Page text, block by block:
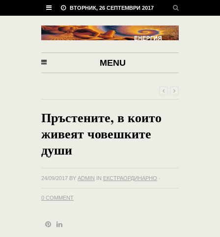
ВТОРНИК, 26 СЕПТЕМВРИ 2017
MENU
Пръстените, в които
живеят човешките
души
24/09/2017 BY ADMIN IN ЕКСТРАОРДИНАРНО ·
0 COMMENT